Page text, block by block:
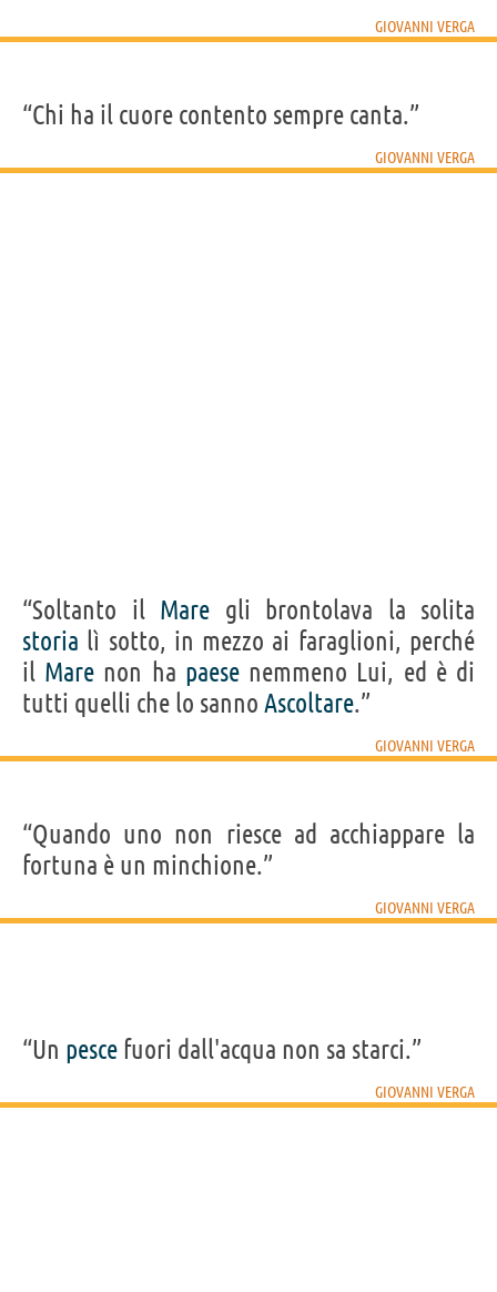
GIOVANNI VERGA
“Chi ha il cuore contento sempre canta.”
GIOVANNI VERGA
“Soltanto il Mare gli brontolava la solita
storia lì sotto, in mezzo ai faraglioni, perché
il Mare non ha paesenemmeno Lui, ed è di
tutti quelli che lo sanno Ascoltare.”
GIOVANNI VERGA
“Quando uno non riesce ad acchiappare la
fortuna è un minchione.”
GIOVANNI VERGA
“Un pesce fuori dall'acqua non sa starci.”
GIOVANNI VERGA